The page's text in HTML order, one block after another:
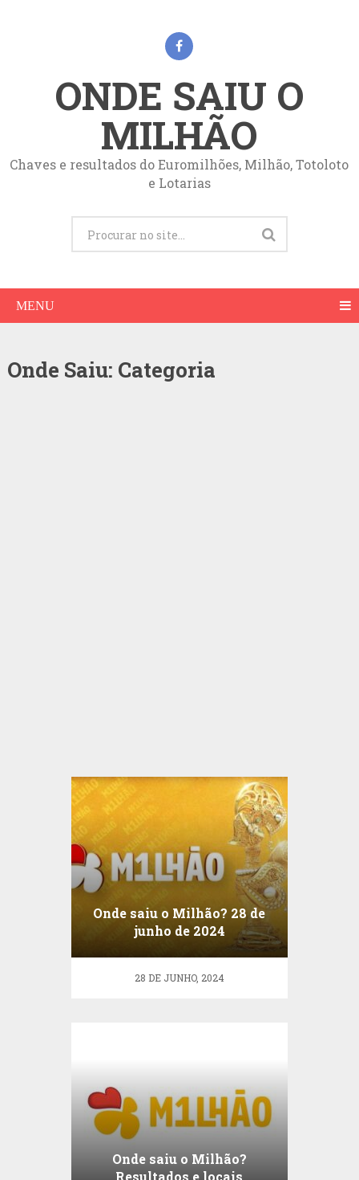
ONDE SAIU O
MILHÃO
Chaves e resultados do Euromilhões, Milhão, Totoloto
e Lotarias
MENU
Onde Saiu: Categoria
Onde saiu o Milhão? 28 de
junho de 2024
28 DE JUNHO, 2024
Onde saiu o Milhão?
Resultados e locais